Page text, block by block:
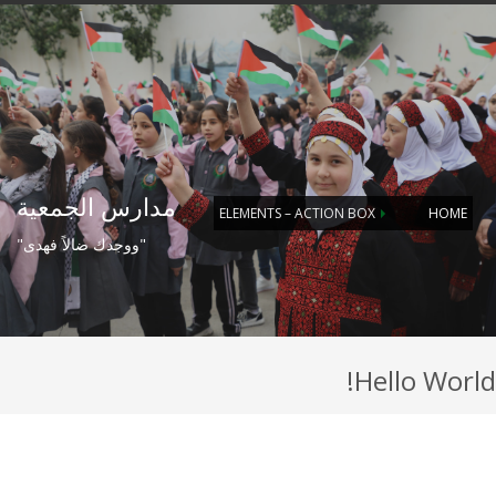
HOME
ELEMENTS – ACTION BOX مدارس الجمعية
"ووجدك ضالاً فهدى"
Hello World!